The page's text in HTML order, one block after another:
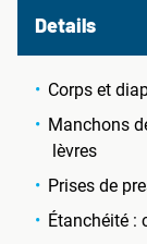
Details
Corps et
Manchons
lèvres
Prises de
Étanchéité :